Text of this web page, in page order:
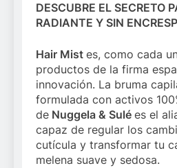
DESCUBRE EL SECRETO
RADIANTE Y SIN
Hair Mist es, como cada
productos de la firma
innovación. La bruma
formulada con activos
de Nuggela & Sulé es el
capaz de regular los
cutícula y transformar tu
melena suave y sedosa.